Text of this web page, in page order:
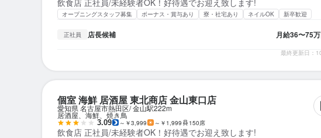
飲食店 正社員/未経験者OK！好待遇でお迎え致します!
オープニングスタッフ募集 ボーナス・賞与あり 寮・社宅あり ネイルOK 新卒歓迎
正社員 店長候補 月給36〜75
最終更新日：
個室 海鮮 居酒屋 東北商店 金山東口店
愛知県 名古屋市熱田区 金山駅222m
居酒屋、海鮮、焼き鳥
3.09 ～￥3,999 ～￥1,999 150席
飲食店 正社員/未経験者OK！好待遇でお迎え致します!